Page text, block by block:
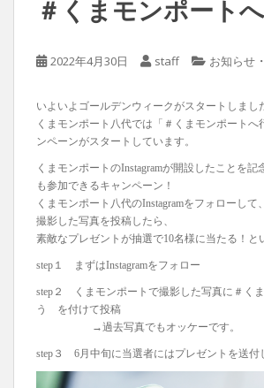
＃くまモンポート
2022年4月30日 staff お知らせ ・
いよいよゴールデンウィークがスタートしまし
くまモンポート八代では「＃くまモンポートへ
ンペーンがスタートしています。
くまモンポートのInstagramが開設したことを
も参加できるキャンペーン！
くまモンポート八代のInstagramをフォローし
撮影した写真を投稿したら、
素敵なプレゼントが抽選で10名様に当たる！と
step１ まずはInstagramをフォロー
step２ くまモンポートで撮影した写真に＃く
う を付けて投稿
→過去写真でもオッケーです。
step３ 6月中旬に当選者にはプレゼントを送付